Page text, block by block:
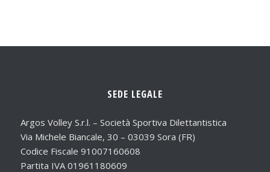
SEDE LEGALE
Argos Volley S.r.l. – Società Sportiva Dilettantistica
Via Michele Biancale, 30 – 03039 Sora (FR)
Codice Fiscale 91007160608
Partita IVA 01961180609